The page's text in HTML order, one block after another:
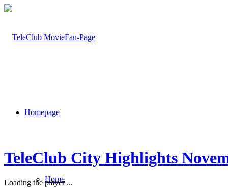
Homepage
Home
TeleClub City Highlights
Loading the player ...